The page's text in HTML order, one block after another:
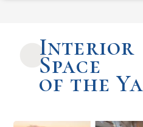
Interior
Space
of the